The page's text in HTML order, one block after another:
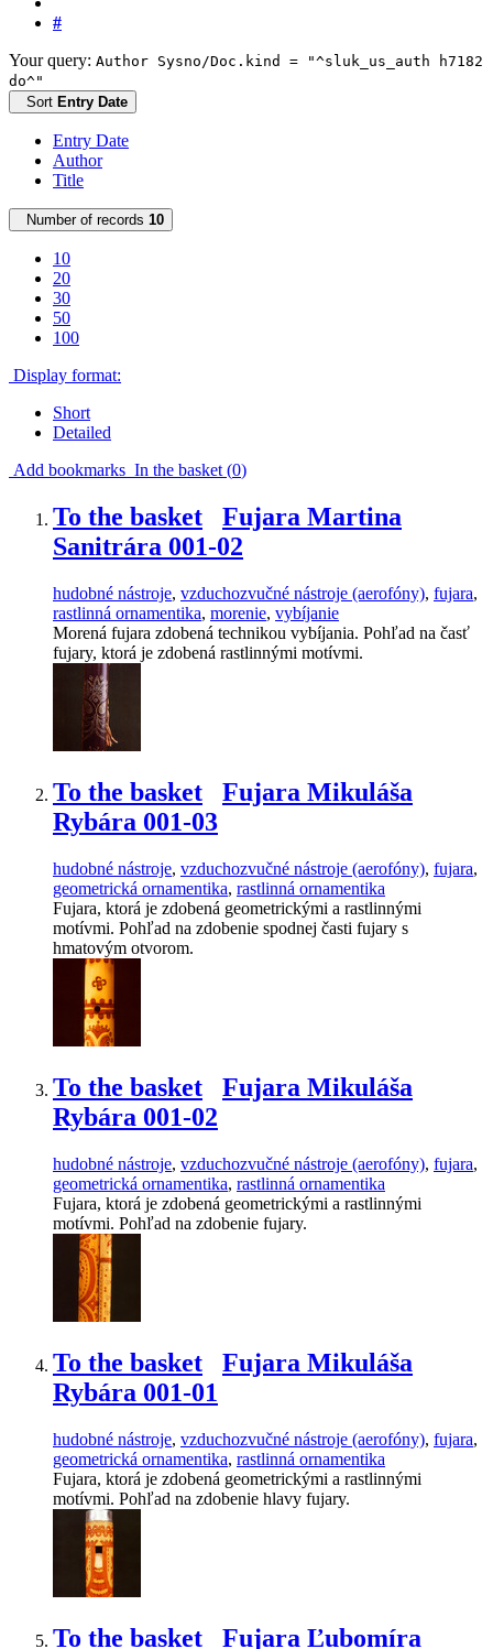
#
Your query: Author Sysno/Doc.kind = "^sluk_us_auth h7182
do^"
Sort Entry Date
Entry Date
Author
Title
Number of records 10
10
20
30
50
100
Display format:
Short
Detailed
Add bookmarks In the basket (0)
To the basket
Fujara Martina
Sanitrára 001-02
hudobné nástroje, vzduchozvučné nástroje (aerofóny), fujara,
rastlinná ornamentika, morenie, vybíjanie
Morená fujara zdobená technikou vybíjania. Pohľad na časť
fujary, ktorá je zdobená rastlinnými motívmi.
To the basket
Fujara Mikuláša
Rybára 001-03
hudobné nástroje, vzduchozvučné nástroje (aerofóny), fujara,
geometrická ornamentika, rastlinná ornamentika
Fujara, ktorá je zdobená geometrickými a rastlinnými
motívmi. Pohľad na zdobenie spodnej časti fujary s
hmatovým otvorom.
To the basket
Fujara Mikuláša
Rybára 001-02
hudobné nástroje, vzduchozvučné nástroje (aerofóny), fujara,
geometrická ornamentika, rastlinná ornamentika
Fujara, ktorá je zdobená geometrickými a rastlinnými
motívmi. Pohľad na zdobenie fujary.
To the basket
Fujara Mikuláša
Rybára 001-01
hudobné nástroje, vzduchozvučné nástroje (aerofóny), fujara,
geometrická ornamentika, rastlinná ornamentika
Fujara, ktorá je zdobená geometrickými a rastlinnými
motívmi. Pohľad na zdobenie hlavy fujary.
To the basket Fujara Ľubomíra